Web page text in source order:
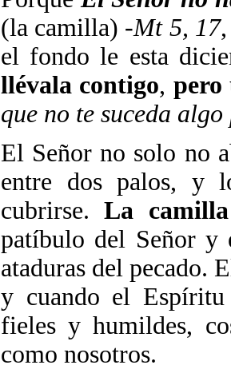
(la camilla) -Mt 5, 17
el fondo le esta
llévala contigo, pero
que no te suceda
El Señor no solo no
entre dos palos, y
cubrirse.La
patíbulo del Señor y
ataduras del pecado.
y cuando el Espíritu
fieles y humildes,
como nosotros.